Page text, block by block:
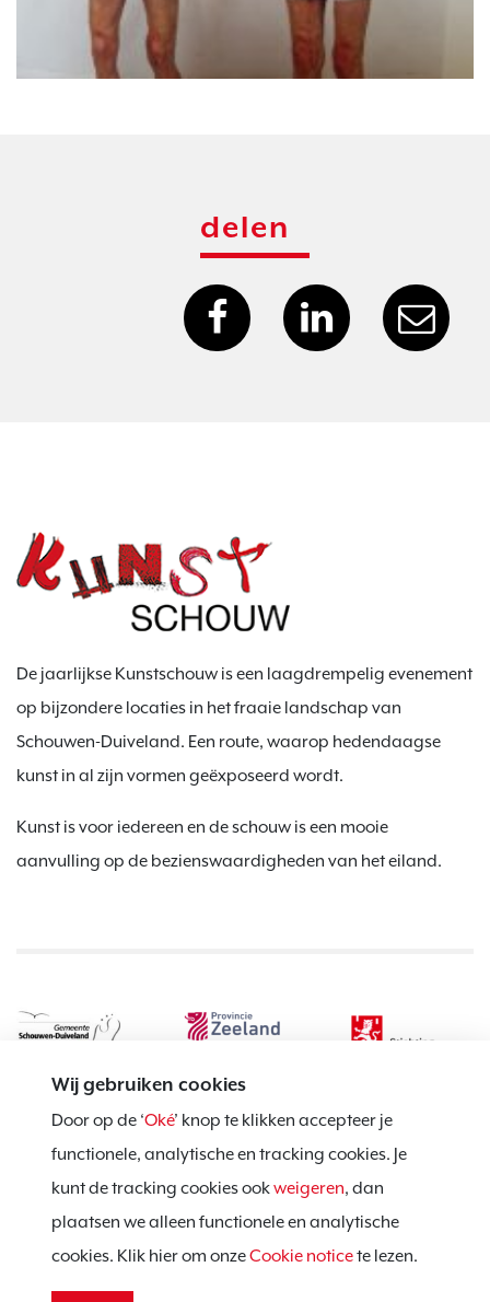
delen
Wij gebruiken cookies
Door op de ‘Oké’ knop te klikken accepteer je
functionele, analytische en tracking cookies. Je
kunt de tracking cookies ookweigeren, dan
plaatsen we alleen functionele en analytische
cookies. Klik hier om onzeCookie noticete lezen.
De jaarlijkse Kunstschouw is een laagdrempelig evenement
op bijzondere locaties in het fraaie landschap van
Schouwen-Duiveland. Een route, waarop hedendaagse
kunst in al zijn vormen geëxposeerd wordt.
Kunst is voor iedereen en de schouw is een mooie
aanvulling op de bezienswaardigheden van het eiland.